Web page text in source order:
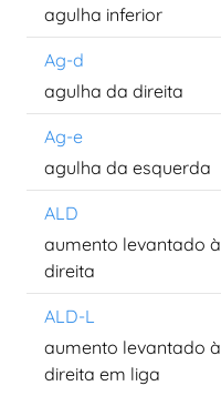
agulha inferior
Ag-d
agulha da direita
Ag-e
agulha da esquerda
ALD
aumento levantado à
direita
ALD-L
aumento levantado à
direita em liga